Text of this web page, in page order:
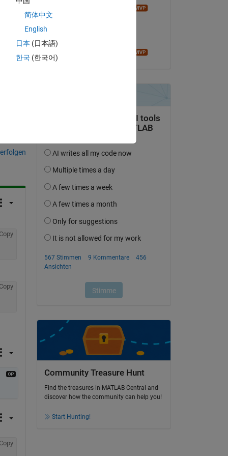
it
Copy
Copy
Copy
am 18 Okt. 2019
Akzeptiert:
Community Treasure Hunt
Find the treasures in MATLAB Central and
discover how the community can help you!
Start Hunting!
简体中文
English
日本 (日本語)
한국 (한국어)